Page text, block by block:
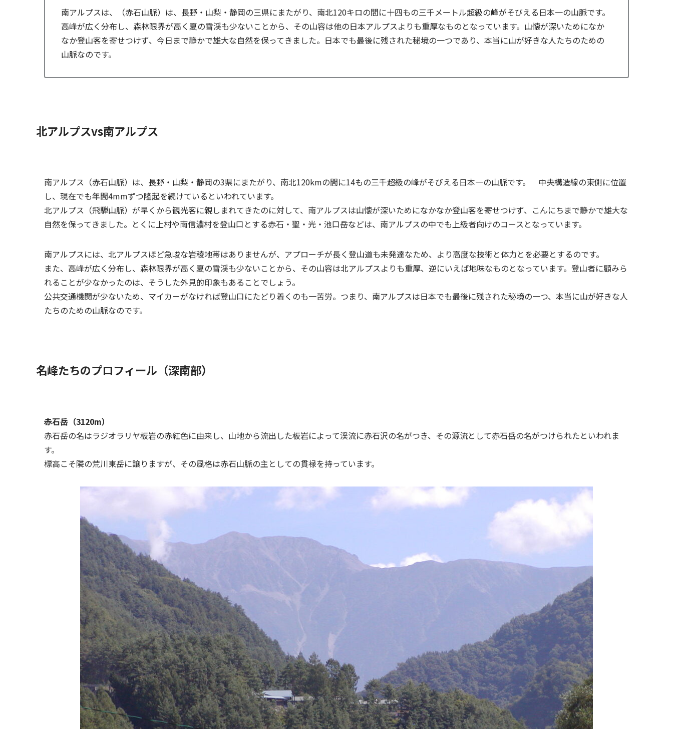
南アルプスは、（赤石山脈）は、長野・山梨・静岡の三県にまたがり、南北120キロの間に十四もの三千メートル超級の峰がそびえる日本一の山脈です。
高峰が広く分布し、森林限界が高く夏の雪渓も少ないことから、その山容は他の日本アルプスよりも重厚なものとなっています。山懐が深いためになか
なか登山客を寄せつけず、今日まで静かで雄大な自然を保ってきました。日本でも最後に残された秘境の一つであり、本当に山が好きな人たちのための
山脈なのです。
北アルプスvs南アルプス
南アルプス（赤石山脈）は、長野・山梨・静岡の3県にまたがり、南北120kmの間に14もの三千超級の峰がそびえる日本一の山脈です。 中央構造線の東側に位置
し、現在でも年間4mmずつ隆起を続けているといわれています。
北アルプス（飛騨山脈）が早くから観光客に親しまれてきたのに対して、南アルプスは山懐が深いためになかなか登山客を寄せつけず、こんにちまで静かで雄大な
自然を保ってきました。とくに上村や南信濃村を登山口とする赤石・聖・光・池口岳などは、南アルプスの中でも上級者向けのコースとなっています。
南アルプスには、北アルプスほど急峻な岩稜地帯はありませんが、アプローチが長く登山道も未発達なため、より高度な技術と体力とを必要とするのです。
また、高峰が広く分布し、森林限界が高く夏の雪渓も少ないことから、その山容は北アルプスよりも重厚、逆にいえば地味なものとなっています。登山者に顧みら
れることが少なかったのは、そうした外見的印象もあることでしょう。
公共交通機関が少ないため、マイカーがなければ登山口にたどり着くのも一苦労。つまり、南アルプスは日本でも最後に残された秘境の一つ、本当に山が好きな人
たちのための山脈なのです。
名峰たちのプロフィール（深南部）
赤石岳（3120m）
赤石岳の名はラジオラリヤ板岩の赤紅色に由来し、山地から流出した板岩によって渓流に赤石沢の名がつき、その源流として赤石岳の名がつけられたといわれま
す。
標高こそ隣の荒川東岳に譲りますが、その風格は赤石山脈の主としての貫禄を持っています。